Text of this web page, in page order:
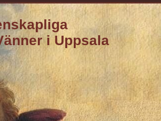
i Uppsala